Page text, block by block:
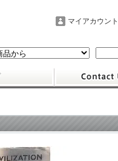
マイアカウント